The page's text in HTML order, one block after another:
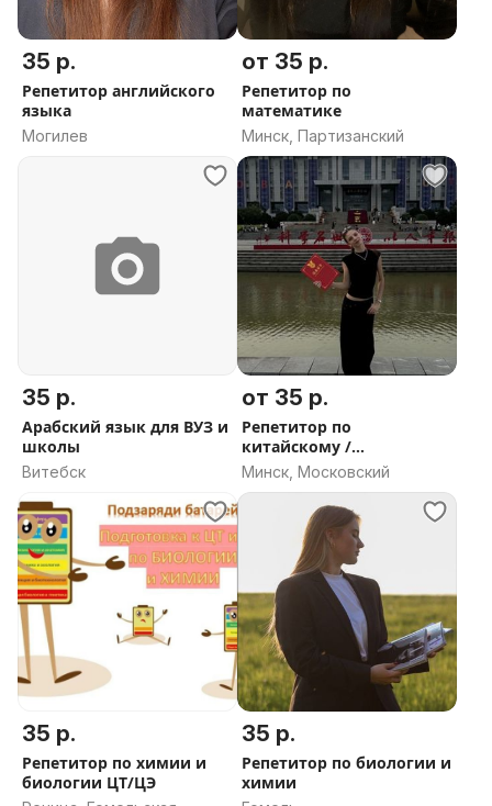
35 р.
Репетитор английского
языка
Могилев
от 35 р.
Репетитор по
математике
Минск, Партизанский
35 р.
Арабский язык для ВУЗ и
школы
Витебск
от 35 р.
Репетитор по
китайскому /
английскому
Минск, Московский
35 р.
Репетитор по химии и
биологии ЦТ/ЦЭ
35 р.
Репетитор по биологии и
химии